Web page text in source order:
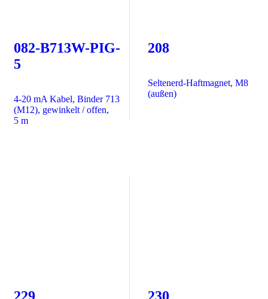
082-B713W-PIG-
5
4-20 mA Kabel, Binder 713
(M12), gewinkelt / offen,
5 m
208
Seltenerd-Haftmagnet, M8
(außen)